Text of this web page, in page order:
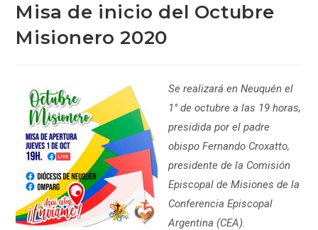
Misa de inicio del Octubre
Misionero 2020
Se realizará en Neuquén el
1° de octubre a las 19 horas,
presidida por el padre
obispo Fernando Croxatto,
presidente de la Comisión
Episcopal de Misiones de la
Conferencia Episcopal
Argentina (CEA).